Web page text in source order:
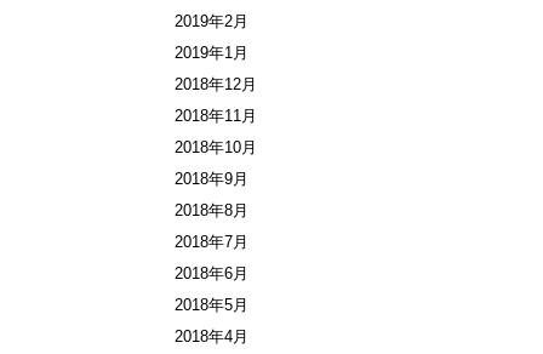
2019年2月
2019年1月
2018年12月
2018年11月
2018年10月
2018年9月
2018年8月
2018年7月
2018年6月
2018年5月
2018年4月